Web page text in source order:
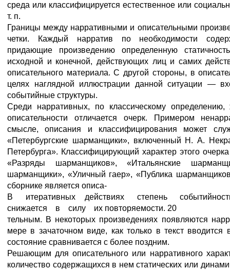
среда или классифицируется естественное или
т. п.
Границы между нарративными и описательными
четки. Каждый нарратив по необходимости
придающие произведению определенную
исходной и конечной, действующих лиц и самих
описательного материала. С другой стороны, в
целях наглядной иллюстрации данной ситуации —
событийные структуры.
Среди нарративных, по классическому
описательности отличается очерк. Примером
смысле, описания и классифицирования может
«Петербургские шарманщики», включенный Н. А.
Петербурга». Классифицирующий характер этого
«Разряды шарманщиков», «Итальянские
шарманщики», «Уличный гаер», «Публика
сборнике является описа-
В итеративных действиях степень
снижается в силу их повторяемости. 20
тельным. В некоторых произведениях появляются
мере в зачаточном виде, как только в текст
состояние сравнивается с более поздним.
Решающим для описательного или нарративного
количество содержащихся в нем статических или